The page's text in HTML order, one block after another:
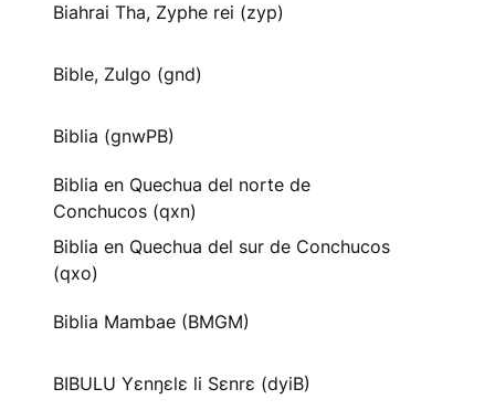
Biahrai Tha, Zyphe rei (zyp)
Bible, Zulgo (gnd)
Biblia (gnwPB)
Biblia en Quechua del norte de
Conchucos (qxn)
Biblia en Quechua del sur de Conchucos
(qxo)
Biblia Mambae (BMGM)
BIBULU Yɛnŋɛlɛ li Sɛnrɛ (dyiB)